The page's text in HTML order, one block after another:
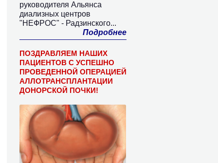
руководителя Альянса
диализных центров
"НЕФРОС" - Радзинского...
Подробнее
ПОЗДРАВЛЯЕМ НАШИХ
ПАЦИЕНТОВ С УСПЕШНО
ПРОВЕДЕННОЙ ОПЕРАЦИЕЙ
АЛЛОТРАНСПЛАНТАЦИИ
ДОНОРСКОЙ ПОЧКИ!